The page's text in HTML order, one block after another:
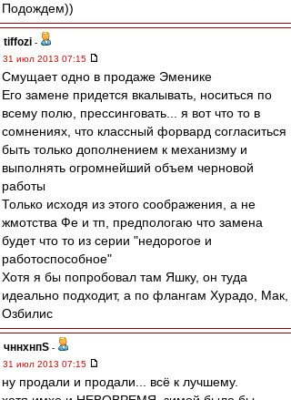
Подождем))
tiffozi -
31 июл 2013 07:15
Смущает одно в продаже Эменике
Его замене придется вкалывать, носиться по
всему полю, прессинговать... я вот что то в
сомнениях, что классный форвард согласиться
быть только дополнением к механизму и
выполнять огромнейший объем черновой
работы
Только исходя из этого соображения, а не
жмотства Фе и тп, предпологаю что замена
будет что то из серии "недорогое и
работоспособное"
Хотя я бы попробовал там Яшку, он туда
идеально подходит, а по флангам Хурадо, Мак,
Озбилис
чннхнпS -
31 июл 2013 07:15
ну продали и продали... всё к лучшему.